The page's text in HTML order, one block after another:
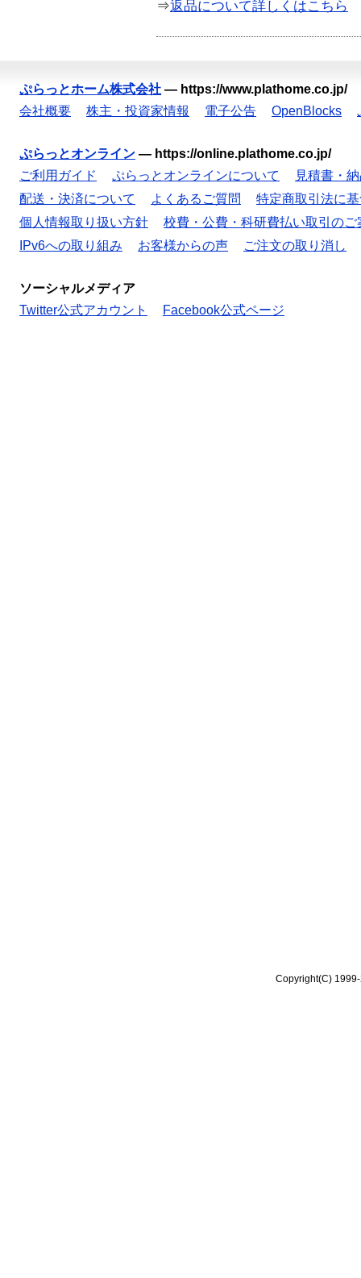
⇒返品について詳しくはこちら
ぷらっとホーム株式会社 — https://www.plathome.co.jp/
会社概要
株主・投資家情報 電子公告 OpenBlocks
ぷらっとオンライン — https://online.plathome.co.jp/
ご利用ガイド
ぷらっとオンラインについて
見積書・
配送・決済について
よくあるご質問
特定商取引法に
個人情報取り扱い方針
校費・公費・科研費払い取引のご
IPv6への取り組み
お客様からの声 ご注文の取り消し
ソーシャルメディア
Twitter公式アカウント
Facebook公式ページ
Copyright(C)